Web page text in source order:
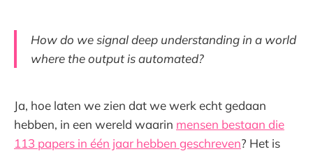
How do we signal deep understanding in a world
where the output is automated?
Ja, hoe laten we zien dat we werk echt gedaan
hebben, in een wereld waarin mensen bestaan die
113 papers in één jaar hebben geschreven? Het is